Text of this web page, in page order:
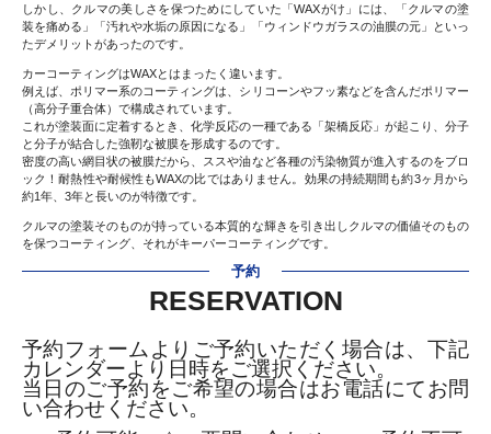
しかし、クルマの美しさを保つためにしていた「WAXがけ」には、「クルマの塗
装を痛める」「汚れや水垢の原因になる」「ウィンドウガラスの油膜の元」といっ
たデメリットがあったのです。
カーコーティングはWAXとはまったく違います。
例えば、ポリマー系のコーティングは、シリコーンやフッ素などを含んだポリマー
（高分子重合体）で構成されています。
これが塗装面に定着するとき、化学反応の一種である「架橋反応」が起こり、分子
と分子が結合した強靭な被膜を形成するのです。
密度の高い網目状の被膜だから、ススや油など各種の汚染物質が進入するのをブロ
ック！耐熱性や耐候性もWAXの比ではありません。効果の持続期間も約3ヶ月から
約1年、3年と長いのが特徴です。
クルマの塗装そのものが持っている本質的な輝きを引き出しクルマの価値そのもの
を保つコーティング、それがキーパーコーティングです。
予約
RESERVATION
予約フォームよりご予約いただく場合は、下記
カレンダーより日時をご選択ください。
当日のご予約をご希望の場合はお電話にてお問
い合わせください。